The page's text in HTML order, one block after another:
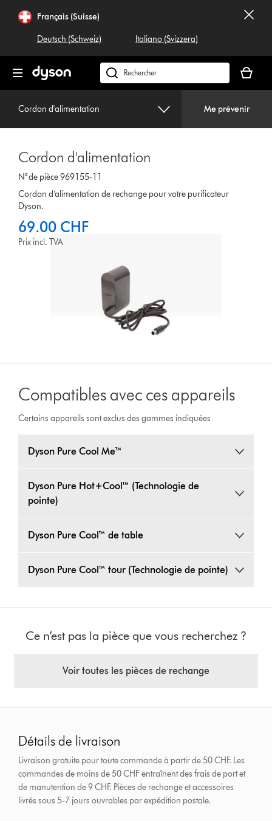
Français (Suisse)
Deutsch (Schweiz) Italiano (Svizzera)
Rechercher
dyson.ch
panier
est
Cordon d'alimentation Me prévenir
Cordon d'alimentation
N° de pièce 969155-11
Cordon d’alimentation de rechange pour votre purificateur
Dyson.
69.00 CHF
Prix incl. TVA
Compatibles avec ces appareils
Certains appareils sont exclus des gammes indiquées
Dyson Pure Cool Me™
Dyson Pure Hot+Cool™ (Technologie de
pointe)
Dyson Pure Cool™ de table
Dyson Pure Cool™ tour (Technologie de pointe)
Ce n’est pas la pièce que vous recherchez ?
Voir toutes les pièces de rechange
Détails de livraison
Livraison gratuite pour toute commande à partir de 50 CHF. Les
commandes de moins de 50 CHF entraînent des frais de port et
de manutention de 9 CHF. Pièces de rechange et accessoires
livrés sous 5-7 jours ouvrables par expédition postale.